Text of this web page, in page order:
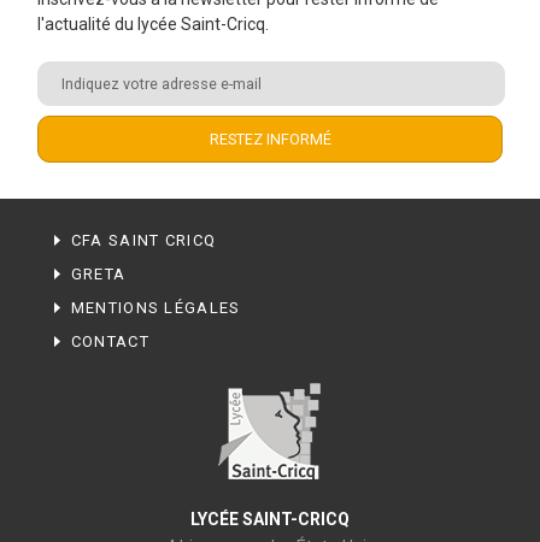
l'actualité du lycée Saint-Cricq.
CFA SAINT CRICQ
GRETA
MENTIONS LÉGALES
CONTACT
LYCÉE SAINT-CRICQ